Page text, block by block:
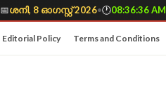
📅ശനി, 8 ഓഗസ്റ്റ് 2026•🕐08:36:37 AM
Editorial Policy Terms and Conditions